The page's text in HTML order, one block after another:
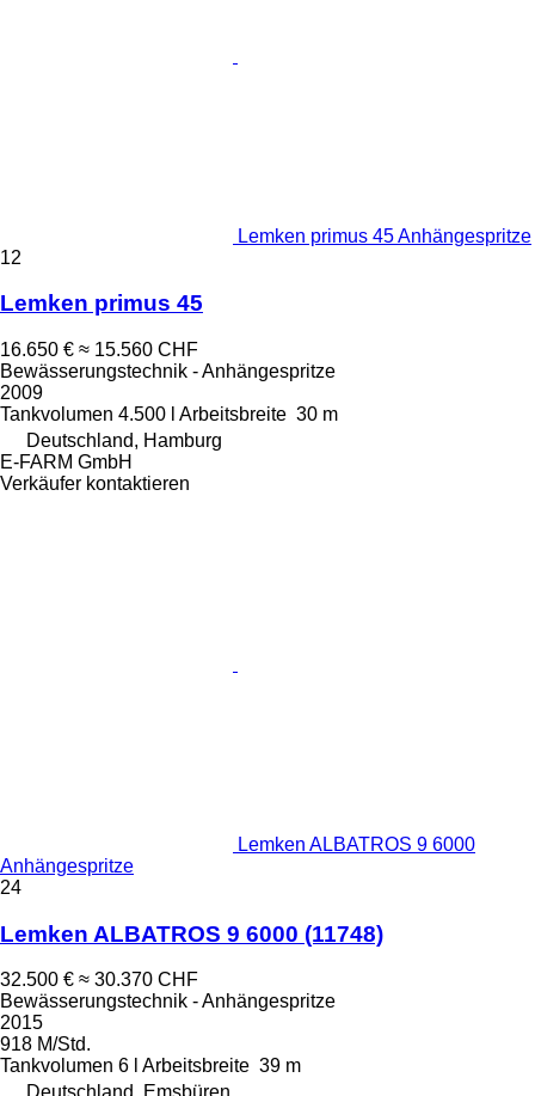
Lemken primus 45 Anhängespritze
12
Lemken primus 45
16.650 € ≈ 15.560 CHF
Bewässerungstechnik - Anhängespritze
2009
Tankvolumen 4.500 l Arbeitsbreite 30 m
Deutschland, Hamburg
E-FARM GmbH
Verkäufer kontaktieren
Lemken ALBATROS 9 6000
Anhängespritze
24
Lemken ALBATROS 9 6000 (11748)
32.500 € ≈ 30.370 CHF
Bewässerungstechnik - Anhängespritze
2015
918 M/Std.
Tankvolumen 6 l Arbeitsbreite 39 m